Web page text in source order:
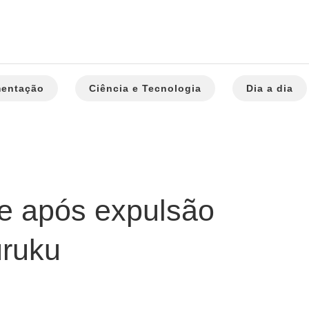
Ciência e Tecnologia Dia a dia
após expulsão